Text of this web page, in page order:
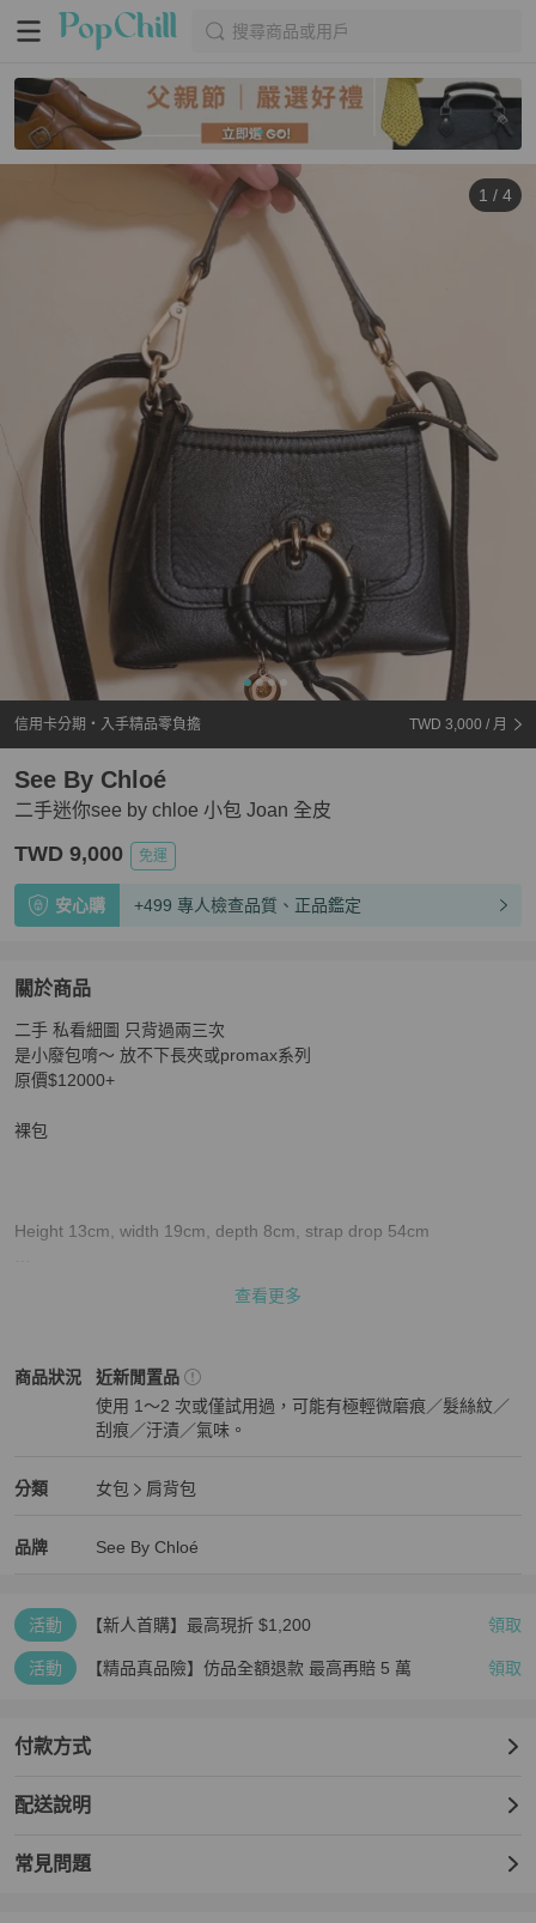
搜尋商品或用戶
1 / 4
信用卡分期・入手精品零負擔 TWD 3,000 / 月
二手迷你see by chloe 小包 Joan 全皮
See By Chloé
TWD 9,000 免運
安心購 +499 專人檢查品質、正品鑑定
關於商品
關於 二手迷你see by chloe 小包 Joan 全皮
二手 私看細圖 只背過兩三次
是小廢包唷～ 放不下長夾或promax系列
原價$12000+
裸包
Height 13cm, width 19cm, depth 8cm, strap drop 54cm
查看更多
商品狀況
See By Chloé女包商品狀態與細節
近新閒置品
使用 1～2 次或僅試用過，可能有極輕微磨痕／髮絲紋／
刮痕／汙漬／氣味。
分類
See By Chloé女包分類資訊
女包
肩背包
品牌
See By Chloé精品 女包品牌介紹
See By Chloé
See By Chloé推薦清單
活動 【新人首購】最高現折 $1,200 領取
活動 【精品真品險】仿品全額退款 最高再賠 5 萬 領取
付款方式
配送說明
常見問題